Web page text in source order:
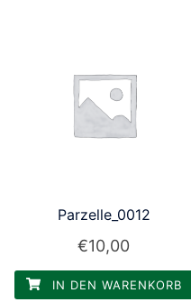
Parzelle_0012
€10,00
IN DEN WARENKORB